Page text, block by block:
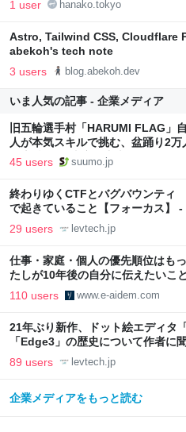
1 user hanako.tokyo
Astro, Tailwind CSS, Cloudflare
abekoh's tech note
3 users blog.abekoh.dev
いま人気の記事 - 企業メディア
旧五輪選手村「HARUMI FLAG」
人が本気スキルで挑む、盆踊り2
向上”戦略 東京・中央区
45 users suumo.jp
終わりゆくCTFとバグバウンティ
で起きていること【フォーカス】
29 users levtech.jp
仕事・家庭・個人の優先順位はも
たしが10年後の自分に伝えたいこ
110 users www.e-aidem.com
21年ぶり新作、ドット絵エディタ
「Edge3」の歴史について作者に
LAB
89 users levtech.jp
企業メディアをもっと読む